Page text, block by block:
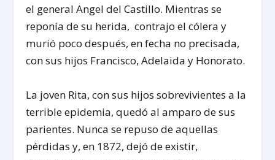
el general Angel del Castillo. Mientras se
reponía de su herida, contrajo el cólera y
murió poco después, en fecha no precisada,
con sus hijos Francisco, Adelaida y Honorato.
La joven Rita, con sus hijos sobrevivientes a la
terrible epidemia, quedó al amparo de sus
parientes. Nunca se repuso de aquellas
pérdidas y, en 1872, dejó de existir,